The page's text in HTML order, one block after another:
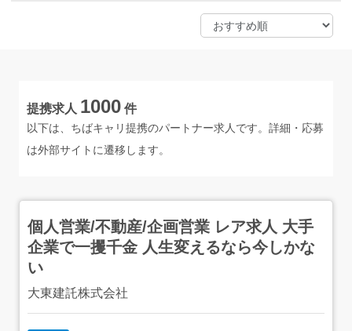
提携求人 1000 件
以下は、ちばキャリ提携のパートナー求人です。詳細・応募
は外部サイトに遷移します。
個人営業/不動産/企画営業 レア求人 大手
企業で一攫千金 人生変えるなら今しかな
い
大東建託株式会社